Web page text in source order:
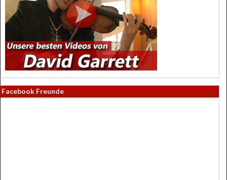
Facebook Freunde